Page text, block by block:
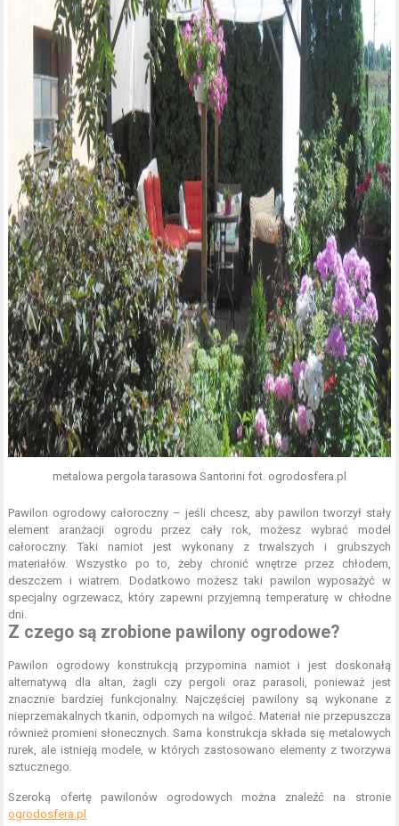
metalowa pergola tarasowa Santorini fot. ogrodosfera.pl
Pawilon ogrodowy całoroczny – jeśli chcesz, aby pawilon tworzył stały
element aranżacji ogrodu przez cały rok, możesz wybrać model
całoroczny. Taki namiot jest wykonany z trwalszych i grubszych
materiałów. Wszystko po to, żeby chronić wnętrze przez chłodem,
deszczem i wiatrem. Dodatkowo możesz taki pawilon wyposażyć w
specjalny ogrzewacz, który zapewni przyjemną temperaturę w chłodne
dni.
Z czego są zrobione pawilony ogrodowe?
Pawilon ogrodowy konstrukcją przypomina namiot i jest doskonałą
alternatywą dla altan, żagli czy pergoli oraz parasoli, ponieważ jest
znacznie bardziej funkcjonalny. Najczęściej pawilony są wykonane z
nieprzemakalnych tkanin, odpornych na wilgoć. Materiał nie przepuszcza
również promieni słonecznych. Sama konstrukcja składa się metalowych
rurek, ale istnieją modele, w których zastosowano elementy z tworzywa
sztucznego.
Szeroką ofertę pawilonów ogrodowych można znaleźć na stronie
ogrodosfera.pl